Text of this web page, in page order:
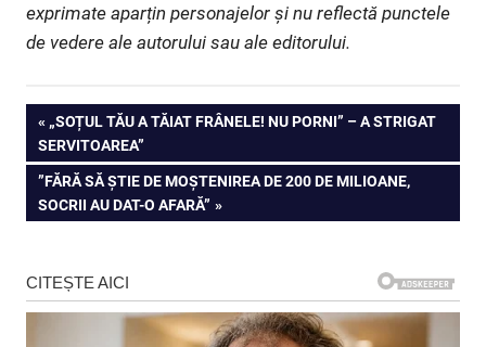
exprimate aparțin personajelor și nu reflectă punctele
de vedere ale autorului sau ale editorului.
Navigare
în
articole
PREVIOUS
POST:
„SOȚUL TĂU A TĂIAT FRÂNELE! NU PORNI” – A STRIGAT
SERVITOAREA”
NEXT
POST:
”FĂRĂ SĂ ȘTIE DE MOȘTENIREA DE 200 DE MILIOANE,
SOCRII AU DAT-O AFARĂ”